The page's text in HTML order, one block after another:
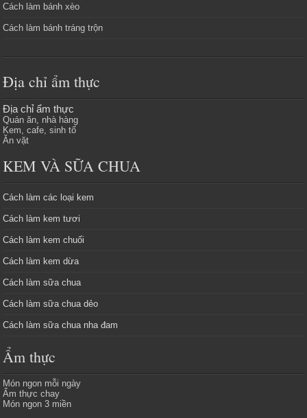
Cách làm bánh xèo
Cách làm bánh tráng trộn
Địa chỉ ẩm thực
Địa chỉ ẩm thực
Quán ăn, nhà hàng
Kem, cafe, sinh tố
Ăn vặt
KEM VÀ SỮA CHUA
Cách làm các loại kem
Cách làm kem tươi
Cách làm kem chuối
Cách làm kem dừa
Cách làm sữa chua
Cách làm sữa chua dẻo
Cách làm sữa chua nha đam
Ẩm thực
Món ngon mỗi ngày
Ẩm thực chay
Món ngon 3 miền